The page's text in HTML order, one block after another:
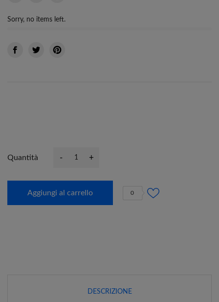
Sorry, no items left.
Quantità - +
Aggiungi al carrello 0
DESCRIZIONE